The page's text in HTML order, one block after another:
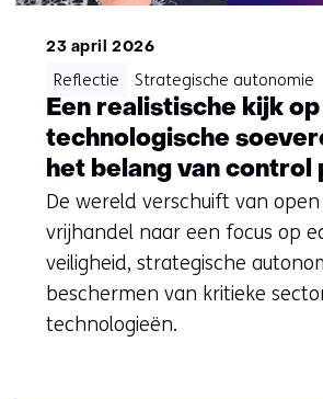
23 april 2026
Een realistische kijk op
technologische
het belang van control
De wereld verschuift van
vrijhandel naar een focus op
veiligheid, strategische
beschermen van kritieke
technologieën.
Reflectie Strategische autonomie